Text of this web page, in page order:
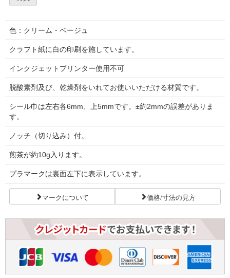
色：クリーム・ベージュ
クラフト紙に白の印刷を施しています。
インクジェットプリンター使用不可
脱酸素剤及び、乾燥剤をいれてお使いいただける材質です。
シール巾は左右各6mm、上5mmです。±約2mmの誤差がありま
す。
ノッチ（切り込み）付。
煎茶が約10g入ります。
プラマークは裏面左下に表示しています。
マークについて 価格/寸法の見方